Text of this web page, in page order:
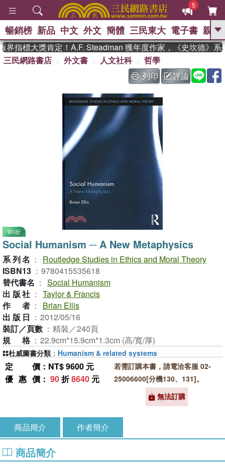
5
GO
熱搜： 東野圭吾 、
、 如果歷史是一群喵 、 暑期
國際布克獎 臺灣漫遊錄 、 方
念華 、 台灣的李登輝時代
孩：黎曼猜想 、 偉大的迷走神經
暢銷榜 新品 中文 外文 簡體 三民東大 電子書 親子
指標大獎肯定！A.F. Steadman 獲年度作家，《史坎德》系
三民網路書店
外文書 人文社科
哲學
列印
評論
90折
Social Humanism ─ A New Metaphysics
系列名 ：
Routledge Studies in Ethics and Moral Theory
ISBN13 ： 9780415535618
替代書名 ： Social Humanism
出版社 ： Taylor & Francis
作者 ：
Brian Ellis
出版日 ： 2012/05/16
裝訂／頁數 ： 精裝／240頁
規格 ： 22.9cm*15.9cm*1.3cm (高/寬/厚)
定價 ：NT$ 9600 元
優惠價 ： 90折8640 元
若需訂購本書，請電洽客服 02-
25006600[分機130、131]。
無法訂購
杜威圖書分類 ： Humanism & related systems
商品簡介 作者簡介
商品簡介